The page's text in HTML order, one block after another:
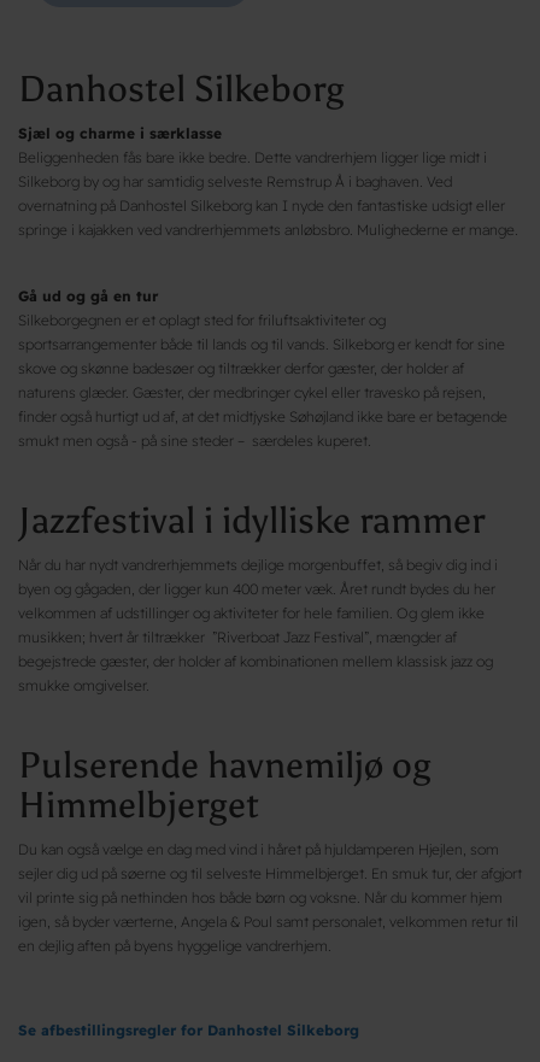
Danhostel Silkeborg
Sjæl og charme i særklasse
Beliggenheden fås bare ikke bedre. Dette vandrerhjem ligger lige midt i
Silkeborg by og har samtidig selveste Remstrup Å i baghaven. Ved
overnatning på Danhostel Silkeborg kan I nyde den fantastiske udsigt eller
springe i kajakken ved vandrerhjemmets anløbsbro. Mulighederne er mange.
Gå ud og gå en tur
Silkeborgegnen er et oplagt sted for friluftsaktiviteter og
sportsarrangementer både til lands og til vands. Silkeborg er kendt for sine
skove og skønne badesøer og tiltrækker derfor gæster, der holder af
naturens glæder. Gæster, der medbringer cykel eller travesko på rejsen,
finder også hurtigt ud af, at det midtjyske Søhøjland ikke bare er betagende
smukt men også - på sine steder – særdeles kuperet.
Jazzfestival i idylliske rammer
Når du har nydt vandrerhjemmets dejlige morgenbuffet, så begiv dig ind i
byen og gågaden, der ligger kun 400 meter væk. Året rundt bydes du her
velkommen af udstillinger og aktiviteter for hele familien. Og glem ikke
musikken; hvert år tiltrækker ”Riverboat Jazz Festival”, mængder af
begejstrede gæster, der holder af kombinationen mellem klassisk jazz og
smukke omgivelser.
Pulserende havnemiljø og
Himmelbjerget
Du kan også vælge en dag med vind i håret på hjuldamperen Hjejlen, som
sejler dig ud på søerne og til selveste Himmelbjerget. En smuk tur, der afgjort
vil printe sig på nethinden hos både børn og voksne. Når du kommer hjem
igen, så byder værterne, Angela & Poul samt personalet, velkommen retur til
en dejlig aften på byens hyggelige vandrerhjem.
Se afbestillingsregler for Danhostel Silkeborg